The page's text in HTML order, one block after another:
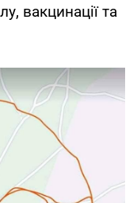
вакцинації та